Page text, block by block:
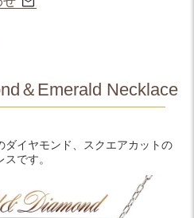
＆Emerald Necklace
ダイヤモンド、スクエアカットの
です。